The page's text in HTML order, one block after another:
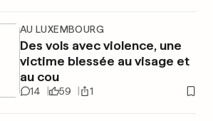
AU LUXEMBOURG
Des vols avec violence, une
victime blessée au visage et
au cou
14 59 1